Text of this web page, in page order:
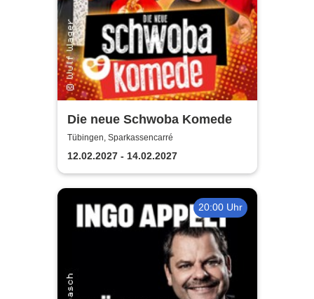
Die neue Schwoba Komede
Tübingen, Sparkassencarré
12.02.2027 - 14.02.2027
20:00 Uhr